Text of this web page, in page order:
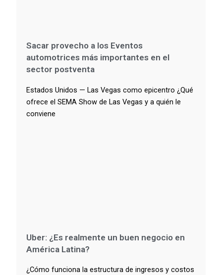
Sacar provecho a los Eventos
automotrices más importantes en el
sector postventa
Estados Unidos — Las Vegas como epicentro ¿Qué
ofrece el SEMA Show de Las Vegas y a quién le
conviene
Uber: ¿Es realmente un buen negocio en
América Latina?
¿Cómo funciona la estructura de ingresos y costos